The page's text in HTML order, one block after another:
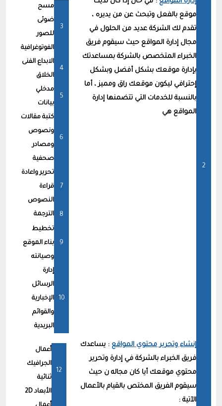
موقع بالفعل وتبحث عن من يديره ،
تقدم لك الشركة عديد من الحلول في
مجال إدارة المواقع حيث سيقوم فريق
الخبراء المتخصص بالشركة بمساعدتك
بإدارة موقعك بشكل أفضل وبشكل
إحترافي ليكون موقعك راق ومميز ، أما
بالنسبة للخدمات التي تتضمنها إدارة
المواقع هي
مسح
ضوئى
للصور
الفوتوغرافية
الابداع الفنى
الخلاق
مدخلي
بيانات
كتبة مقالات
ونصوص
ومصادر
صحفية
تحرير واعادة
قراءة
النصوص
الترجمة
تخطيط
بناء الموقع
وصيانته
إدارة
الرسائل
الإخبارية
والقوائم
البريدية
إنشاء وتحرير محتوي المواقع : يساعدك
فريق الخبراء بالشركة في إدارة وتحرير
محتوي موقعك أيا كان مجاله ن حيث
سيقوم الفريق المختص بالقيام بالأعمال
الآتية :
أعمال
الجرافيك
ثنائية
الأبعاد 2D